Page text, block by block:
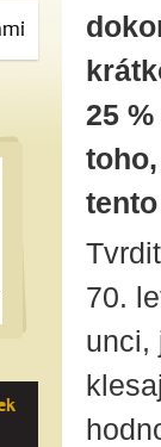
25
70.
unci,